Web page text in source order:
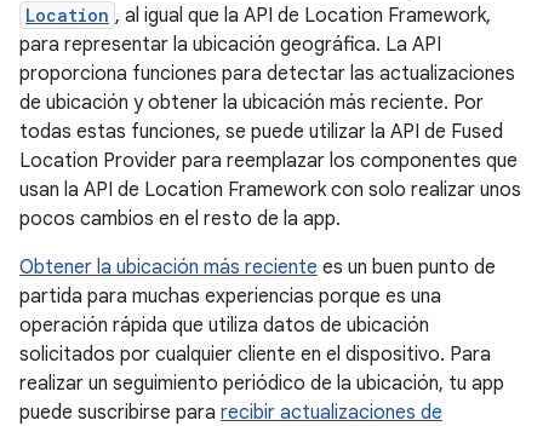
Location , al igual que la API de Location Framework,
para representar la ubicación geográfica. La API
proporciona funciones para detectar las actualizaciones
de ubicación y obtener la ubicación más reciente. Por
todas estas funciones, se puede utilizar la API de Fused
Location Provider para reemplazar los componentes que
usan la API de Location Framework con solo realizar unos
pocos cambios en el resto de la app.
Obtener la ubicación más reciente es un buen punto de
partida para muchas experiencias porque es una
operación rápida que utiliza datos de ubicación
solicitados por cualquier cliente en el dispositivo. Para
realizar un seguimiento periódico de la ubicación, tu app
puede suscribirse para recibir actualizaciones de